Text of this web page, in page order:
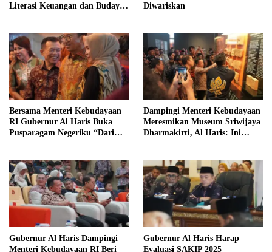
Literasi Keuangan dan Budaya
Diwariskan
Bersama Menteri Kebudayaan
RI Gubernur Al Haris Buka
Pusparagam Negeriku “Dari
Dampingi Menteri Kebudayaan
Meresmikan Museum Sriwijaya
Dharmakirti, Al Haris: Ini
Gubernur Al Haris Dampingi
Menteri Kebudayaan RI Beri
Gubernur Al Haris Harap
Evaluasi SAKIP 2025